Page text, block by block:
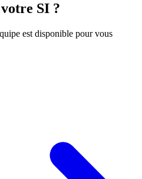
SI ?
est disponible pour vous